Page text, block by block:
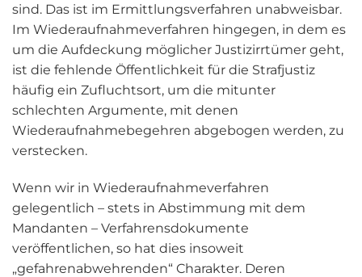
sind. Das ist im Ermittlungsverfahren unabweisbar.
Im Wiederaufnahmeverfahren hingegen, in dem es
um die Aufdeckung möglicher Justizirrtümer geht,
ist die fehlende Öffentlichkeit für die Strafjustiz
häufig ein Zufluchtsort, um die mitunter
schlechten Argumente, mit denen
Wiederaufnahmebegehren abgebogen werden, zu
verstecken.
Wenn wir in Wiederaufnahmeverfahren
gelegentlich – stets in Abstimmung mit dem
Mandanten – Verfahrensdokumente
veröffentlichen, so hat dies insoweit
„gefahrenabwehrenden“ Charakter. Deren